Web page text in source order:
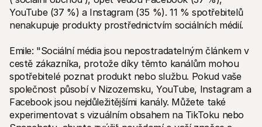
YouTube (37 %) a Instagram (35 %). 11 % spotřebitelů
nenakupuje produkty prostřednictvím sociálních médií.
Emile: "Sociální média jsou nepostradatelným článkem v
cestě zákazníka, protože díky těmto kanálům mohou
spotřebitelé poznat produkt nebo službu. Pokud vaše
společnost působí v Nizozemsku, YouTube, Instagram a
Facebook jsou nejdůležitějšími kanály. Můžete také
experimentovat s vizuálním obsahem na TikToku nebo